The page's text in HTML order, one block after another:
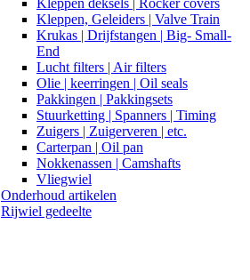
Kleppen deksels | Rocker covers
Kleppen, Geleiders | Valve Train
Krukas | Drijfstangen | Big- Small-
End
Lucht filters | Air filters
Olie | keerringen | Oil seals
Pakkingen | Pakkingsets
Stuurketting | Spanners | Timing
Zuigers | Zuigerveren | etc.
Carterpan | Oil pan
Nokkenassen | Camshafts
Vliegwiel
Onderhoud artikelen
Rijwiel gedeelte